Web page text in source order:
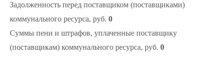
Задолженность перед поставщиком (поставщиками)
коммунального ресурса, руб. 0
Суммы пени и штрафов, уплаченные поставщику
(поставщикам) коммунального ресурса, руб. 0